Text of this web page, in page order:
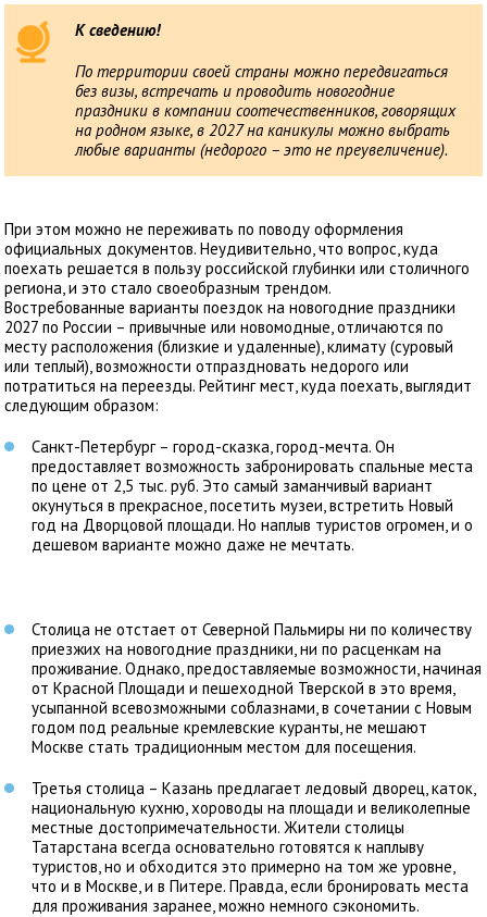
К сведению!
По территории своей страны можно передвигаться
без визы, встречать и проводить новогодние
праздники в компании соотечественников, говорящих
на родном языке, в 2027 на каникулы можно выбрать
любые варианты (недорого – это не преувеличение).
При этом можно не переживать по поводу оформления
официальных документов. Неудивительно, что вопрос, куда
поехать решается в пользу российской глубинки или столичного
региона, и это стало своеобразным трендом.
Востребованные варианты поездок на новогодние праздники
2027 по России – привычные или новомодные, отличаются по
месту расположения (близкие и удаленные), климату (суровый
или теплый), возможности отпраздновать недорого или
потратиться на переезды. Рейтинг мест, куда поехать, выглядит
следующим образом:
Санкт-Петербург – город-сказка, город-мечта. Он
предоставляет возможность забронировать спальные места
по цене от 2,5 тыс. руб. Это самый заманчивый вариант
окунуться в прекрасное, посетить музеи, встретить Новый
год на Дворцовой площади. Но наплыв туристов огромен, и о
дешевом варианте можно даже не мечтать.
Столица не отстает от Северной Пальмиры ни по количеству
приезжих на новогодние праздники, ни по расценкам на
проживание. Однако, предоставляемые возможности, начиная
от Красной Площади и пешеходной Тверской в это время,
усыпанной всевозможными соблазнами, в сочетании с Новым
годом под реальные кремлевские куранты, не мешают
Москве стать традиционным местом для посещения.
Третья столица – Казань предлагает ледовый дворец, каток,
национальную кухню, хороводы на площади и великолепные
местные достопримечательности. Жители столицы
Татарстана всегда основательно готовятся к наплыву
туристов, но и обходится это примерно на том же уровне,
что и в Москве, и в Питере. Правда, если бронировать места
для проживания заранее, можно немного сэкономить.